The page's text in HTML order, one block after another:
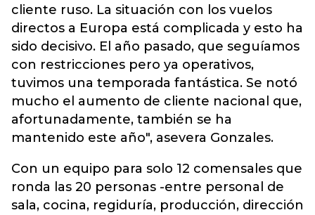
cliente ruso. La situación con los vuelos
directos a Europa está complicada y esto ha
sido decisivo. El año pasado, que seguíamos
con restricciones pero ya operativos,
tuvimos una temporada fantástica. Se notó
mucho el aumento de cliente nacional que,
afortunadamente, también se ha
mantenido este año", asevera Gonzales.
Con un equipo para solo 12 comensales que
ronda las 20 personas -entre personal de
sala, cocina, regiduría, producción, dirección